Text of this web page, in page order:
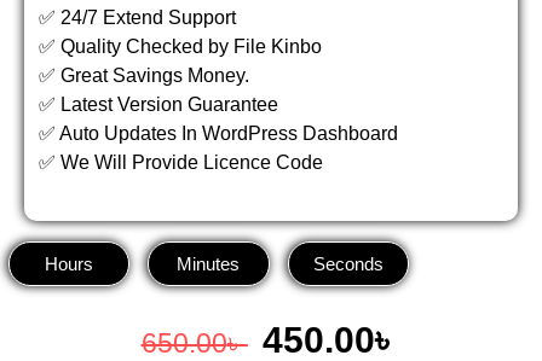
✅ 24/7 Extend Support
✅ Quality Checked by File Kinbo
✅ Great Savings Money.
✅ Latest Version Guarantee
✅ Auto Updates In WordPress Dashboard
✅ We Will Provide Licence Code
Hours Minutes Seconds
650.00৳ 450.00৳